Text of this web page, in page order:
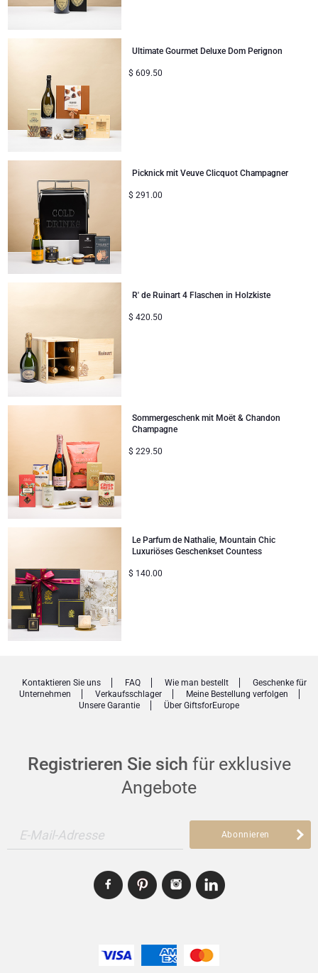
Ultimate Gourmet Deluxe Dom Perignon
$ 609.50
Picknick mit Veuve Clicquot Champagner
$ 291.00
R' de Ruinart 4 Flaschen in Holzkiste
$ 420.50
Sommergeschenk mit Moët & Chandon
Champagne
$ 229.50
Le Parfum de Nathalie, Mountain Chic
Luxuriöses Geschenkset Countess
$ 140.00
Registrieren Sie sich für exklusive
Angebote
E-Mail-Adresse Abonnieren
Kontaktieren Sie uns FAQ Wie man bestellt
Geschenke für
Unternehmen
Verkaufsschlager
Meine Bestellung verfolgen
Unsere Garantie
Über GiftsforEurope